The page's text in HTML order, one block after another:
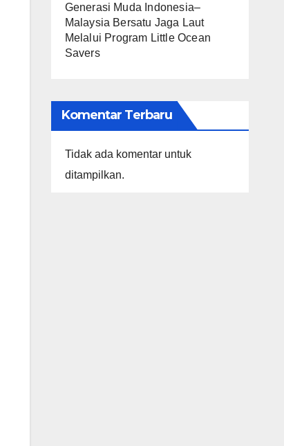
Generasi Muda Indonesia–
Malaysia Bersatu Jaga Laut
Melalui Program Little Ocean
Savers
Komentar Terbaru
Tidak ada komentar untuk
ditampilkan.